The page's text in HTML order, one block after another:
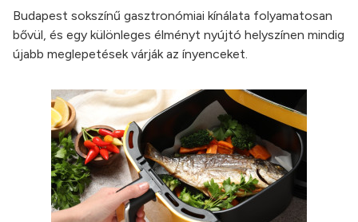
Budapest sokszínű gasztronómiai kínálata folyamatosan
bővül, és egy különleges élményt nyújtó helyszínen mindig
újabb meglepetések várják az ínyenceket.